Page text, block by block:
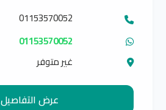
01153570052
01153570052
غير متوفر
عرض التفاصيل